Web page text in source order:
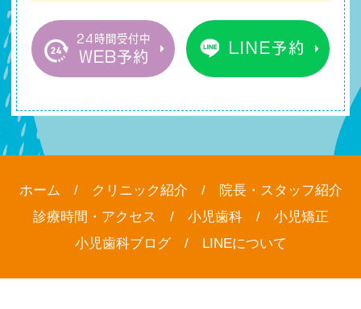
24時間受付中
WEB予約
LINE予約
ホーム / クリニック紹介 /
院長・スタッフ紹介
診療時間・アクセス
/ 小児歯科/ 小児矯正
小児歯科ブログ/ LINEについて